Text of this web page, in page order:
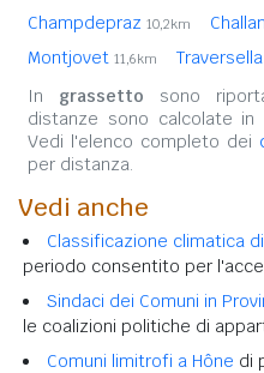
Champdepraz 10,2km
Montjovet 11,6km Traversella
In grassetto sono
distanze sono calcolate in
Vedi l'elenco completo dei
per distanza.
Vedi anche
Classificazione climatica
periodo consentito per
Sindaci dei Comuni in
le coalizioni politiche di
Comuni limitrofi a Hône di